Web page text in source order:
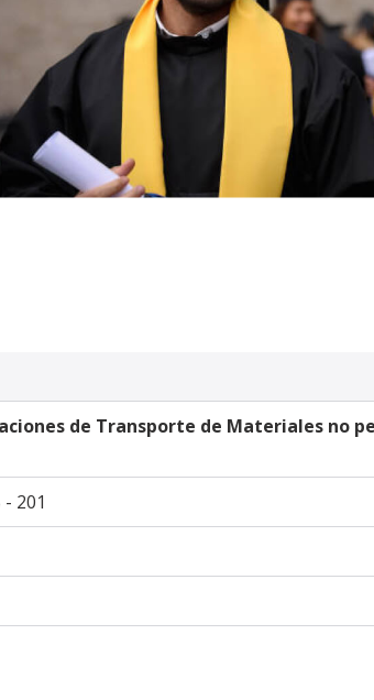
de Transporte de Materiales no
201